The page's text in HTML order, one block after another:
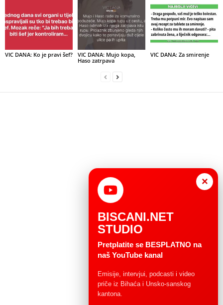
VIC DANA: Ko je pravi šef?
VIC DANA: Mujo kopa,
Haso zatrpava
VIC DANA: Za smirenje
×
BISCANI.NET
STUDIO
Pretplatite se BESPLATNO na
naš YouTube kanal
Emisije, intervjui, podcasti i video
priče iz Bihaća i Unsko-sanskog
kantona.